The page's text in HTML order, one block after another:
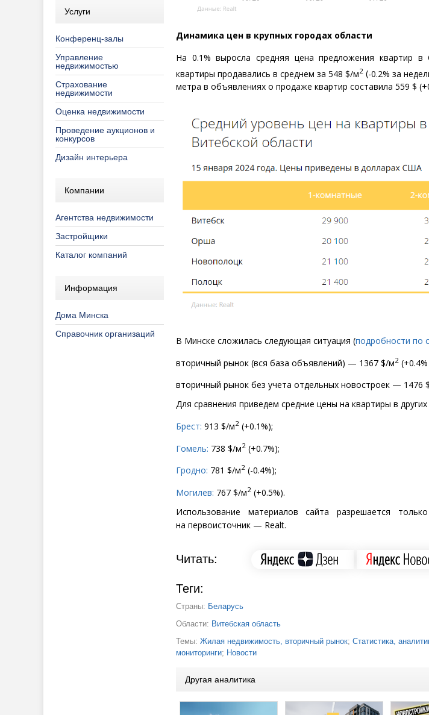
Услуги
Конференц-залы
Управление
недвижимостью
Страхование
недвижимости
Оценка недвижимости
Проведение аукционов и
конкурсов
Дизайн интерьера
Компании
Агентства недвижимости
Застройщики
Каталог компаний
Информация
Дома Минска
Справочник организаций
Динамика цен в крупных городах области
На 0.1% выросла средняя цена предложения
квартиры продавались в среднем за 548 $/м2 (-0.2% за
метра в объявлениях о продаже квартир составила 559 $ (
В Минске сложилась следующая ситуация (подробности по
вторичный рынок (вся база объявлений) — 1367 $/м2 (
вторичный рынок без учета отдельных новостроек — 1476
Для сравнения приведем средние цены на квартиры в других
Брест: 913 $/м2 (+0.1%);
Гомель: 738 $/м2 (+0.7%);
Гродно: 781 $/м2 (-0.4%);
Могилев: 767 $/м2 (+0.5%).
Использование материалов сайта разрешается
на первоисточник — Realt.
Читать:
Теги:
Страны: Беларусь
Области: Витебская область
Темы: Жилая недвижимость, вторичный рынок; Статистика,
мониторинги; Новости
Другая аналитика